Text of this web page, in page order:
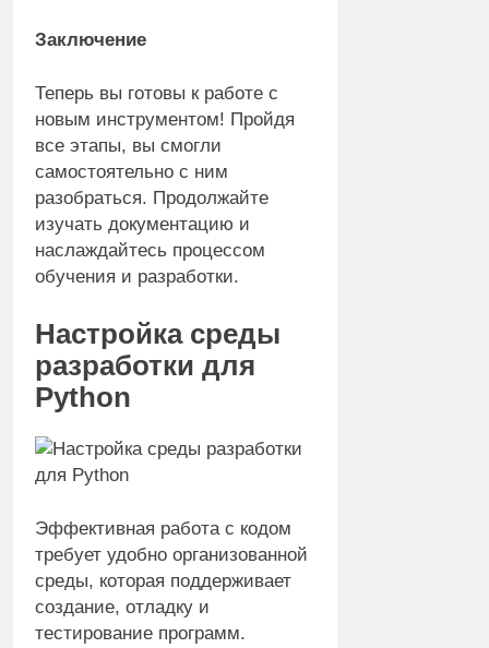
Заключение
Теперь вы готовы к работе с
новым инструментом! Пройдя
все этапы, вы смогли
самостоятельно с ним
разобраться. Продолжайте
изучать документацию и
наслаждайтесь процессом
обучения и разработки.
Настройка среды
разработки для
Python
Эффективная работа с кодом
требует удобно организованной
среды, которая поддерживает
создание, отладку и
тестирование программ.